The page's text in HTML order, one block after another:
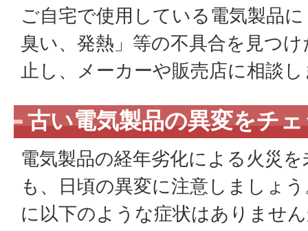
ご自宅で使用している電気製品
臭い、発熱」等の不具合を見つ
止し、メーカーや販売店に相談
古い電気製品の異変をチ
電気製品の経年劣化による火災
も、日頃の異変に注意しましょ
に以下のような症状はありませ